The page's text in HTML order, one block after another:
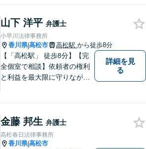
しています。お悩みの方はぜ
ひご相談ください。
山下 洋平 弁護士
小早川法律事務所
香川県|高松市 高松駅 から徒歩8分
【「高松駅」 徒歩8分】【完
全個室で相談】依頼者の権利
と利益を最大限に守りなが
見出すお手伝いができれば、
幸いです。お気軽にご相談く
ださい。
詳細を見
る
金藤 邦生 弁護士
高松春日法律事務所
香川県|高松市